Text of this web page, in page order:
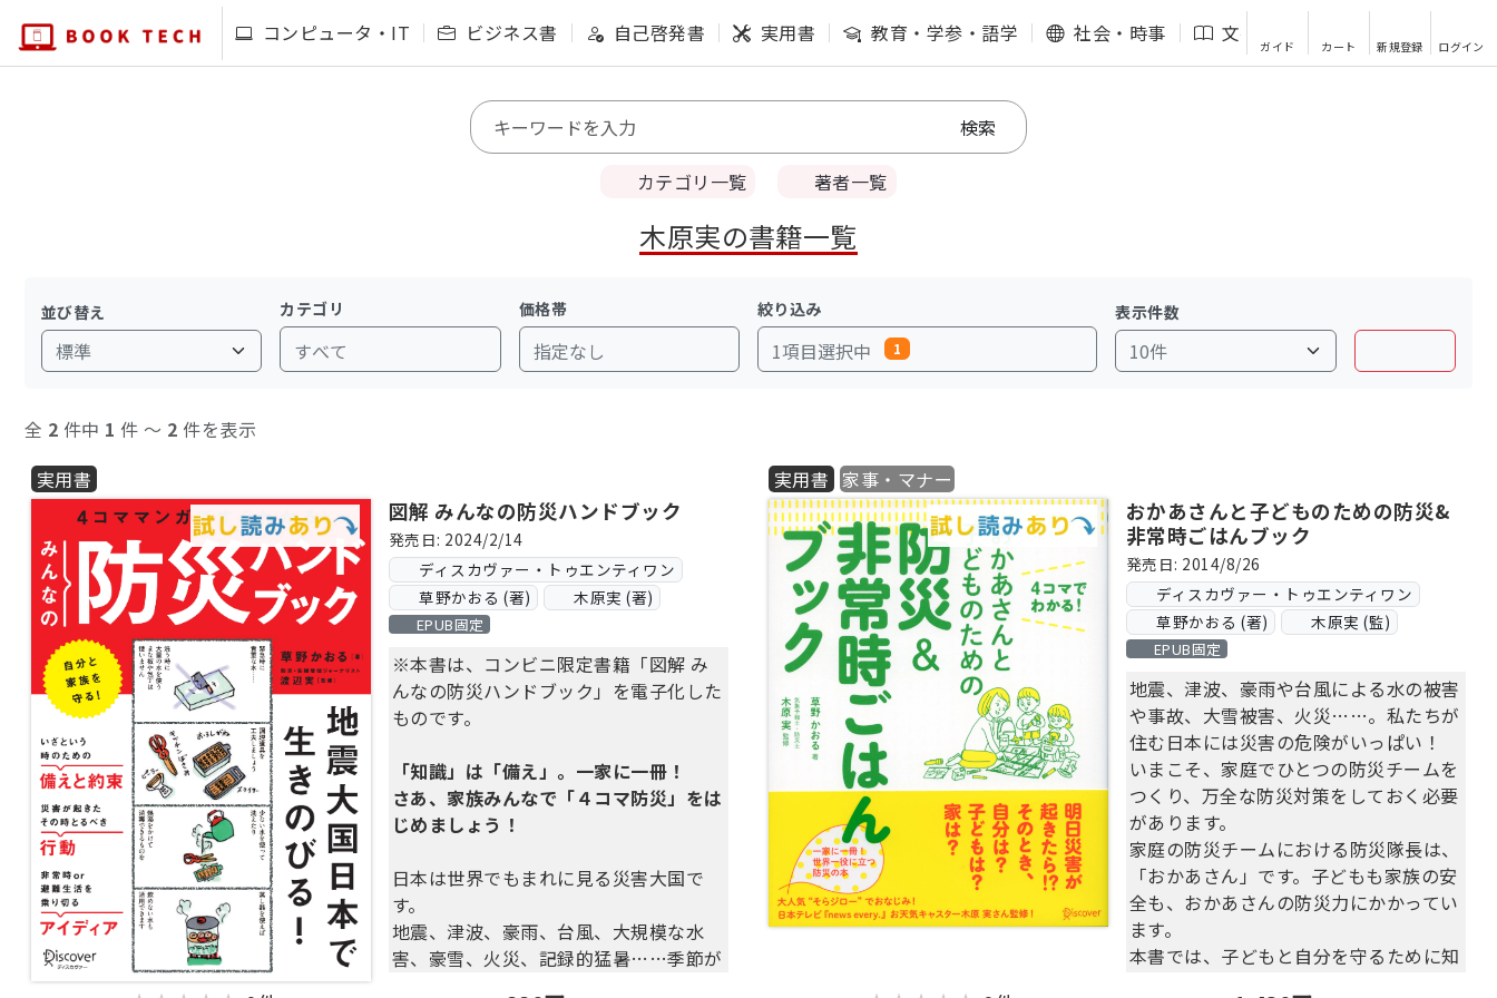
コンピュータ・IT ビジネス書 自己啓発書 実用書 教育・学参・語学 社会・時事 文芸・エッセイ
ガイド カート 新規登録 ログイン
カテゴリ一覧 著者一覧
木原実の書籍一覧
並び替え カテゴリ
すべて
価格帯
指定なし
絞り込み
1項目選択中 1
表示件数
全 2 件中 1 件 〜 2 件を表示
実用書
図解 みんなの防災ハンドブック
発売日: 2024/2/14
ディスカヴァー・トゥエンティワン
草野かおる (著)
木原実 (著)
EPUB固定
※本書は、コンビニ限定書籍「図解 み
んなの防災ハンドブック」を電子化した
ものです。
「知識」は「備え」。一家に一冊！
さあ、家族みんなで「４コマ防災」をは
じめましょう！
日本は世界でもまれに見る災害大国で
す。
地震、津波、豪雨、台風、大規模な水
害、豪雪、火災、記録的猛暑……季節が
実用書 家事・マナー
おかあさんと子どものための防災&
非常時ごはんブック
発売日: 2014/8/26
ディスカヴァー・トゥエンティワン
草野かおる (著)
木原実 (監)
EPUB固定
地震、津波、豪雨や台風による水の被害
や事故、大雪被害、火災……。私たちが
住む日本には災害の危険がいっぱい！
いまこそ、家庭でひとつの防災チームを
つくり、万全な防災対策をしておく必要
があります。
家庭の防災チームにおける防災隊長は、
「おかあさん」です。子どもも家族の安
全も、おかあさんの防災力にかかってい
ます。
本書では、子どもと自分を守るために知